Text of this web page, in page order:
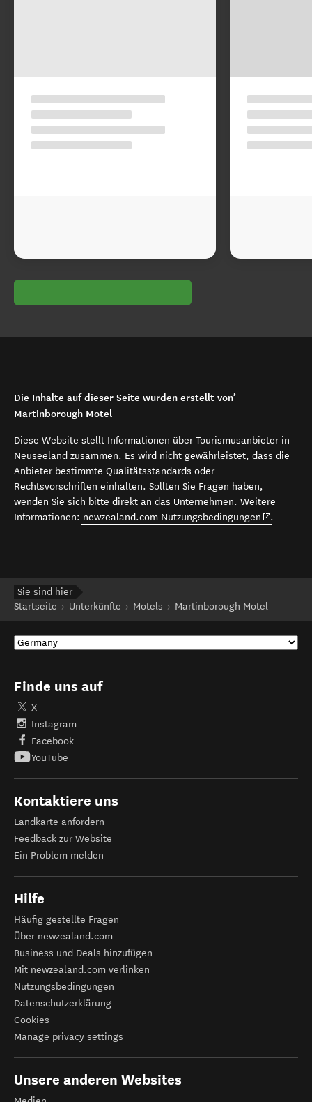
Die Inhalte auf dieser Seite wurden erstellt von’
Martinborough Motel
Diese Website stellt Informationen über Tourismusanbieter in
Neuseeland zusammen. Es wird nicht gewährleistet, dass die
Anbieter bestimmte Qualitätsstandards oder
Rechtsvorschriften einhalten. Sollten Sie Fragen haben,
wenden Sie sich bitte direkt an das Unternehmen. Weitere
Informationen: newzealand.com Nutzungsbedingungen (opens in
.
Sie sind hier
Startseite
Unterkünfte Motels Martinborough Motel
Finde uns auf
X
Instagram
Facebook
YouTube
Kontaktiere uns
Landkarte anfordern
Feedback zur Website
Ein Problem melden
Hilfe
Häufig gestellte Fragen
Über newzealand.com
Business und Deals hinzufügen
Mit newzealand.com verlinken
Nutzungsbedingungen
Datenschutzerklärung
Cookies
Manage privacy settings
Unsere anderen Websites